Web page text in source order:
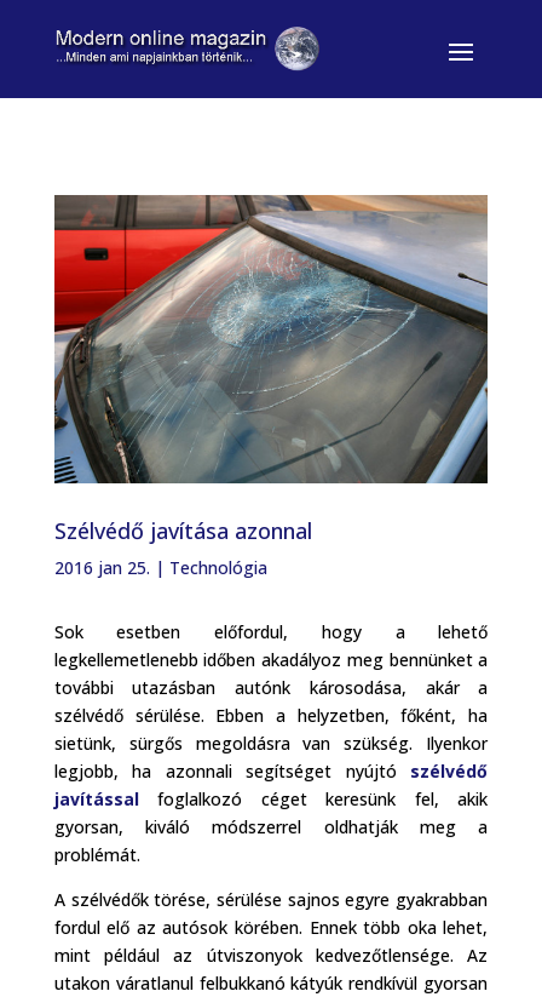
Szélvédő javítása azonnal
2016 jan 25. | Technológia
Sok esetben előfordul, hogy a lehető
legkellemetlenebb időben akadályoz meg bennünket a
további utazásban autónk károsodása, akár a
szélvédő sérülése. Ebben a helyzetben, főként, ha
sietünk, sürgős megoldásra van szükség. Ilyenkor
legjobb, ha azonnali segítséget nyújtó szélvédő
javítássalfoglalkozó céget keresünk fel, akik
gyorsan, kiváló módszerrel oldhatják meg a
problémát.
A szélvédők törése, sérülése sajnos egyre gyakrabban
fordul elő az autósok körében. Ennek több oka lehet,
mint például az útviszonyok kedvezőtlensége. Az
utakon váratlanul felbukkanó kátyúk rendkívül gyorsan